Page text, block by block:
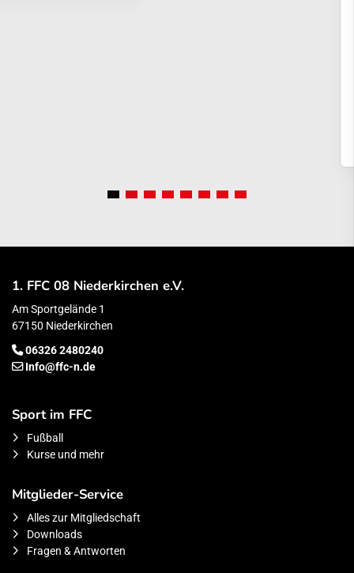
1. FFC 08 Niederkirchen e.V.
Am Sportgelände 1
67150 Niederkirchen
06326 2480240
Info@ffc-n.de
Sport im FFC
Fußball
Kurse und mehr
Mitglieder-Service
Alles zur Mitgliedschaft
Downloads
Fragen & Antworten